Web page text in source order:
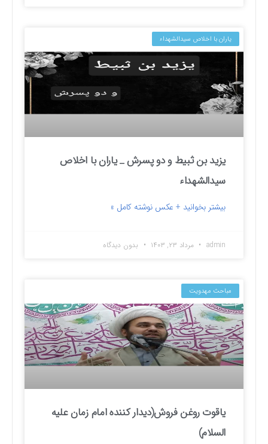
یاران با اخلاص سیدالشهداء
یزید بن ثبیط و دو پسرش _ یاران با اخلاص
سیدالشهداء
بیشتر بخوانید + عکس نوشته کامل »
admin مرداد ۲۳, ۱۴۰۳ بدون دیدگاه
مباحث مهدویت
یاقوت روغن فروش(دیدار کننده امام زمان علیه
السلام)